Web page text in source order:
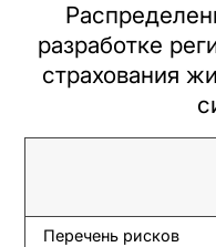
разработке
страхования
Перечень рисков